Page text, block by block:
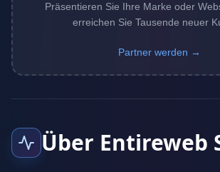
Präsentieren Sie Ihre Marke oder
erreichen Sie Tausende neuer
Partner werden →
Über Entireweb